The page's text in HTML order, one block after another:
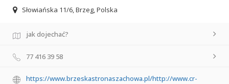
Słowiańska 11/6, Brzeg, Polska
jak dojechać?
77 416 39 58
https://www.brzeskastronaszachowa.pl/http://www.cr-